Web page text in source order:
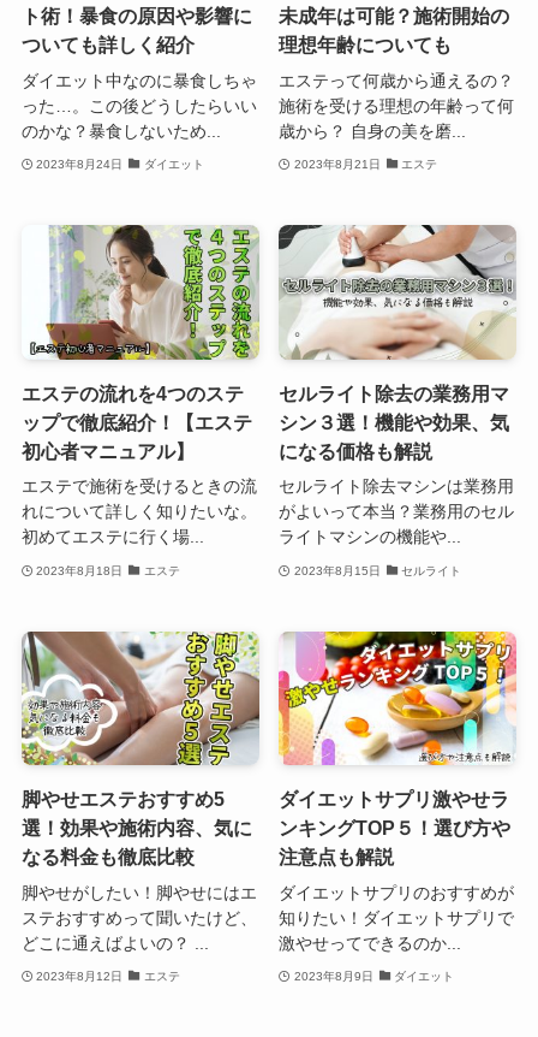
ト術！暴食の原因や影響に
ついても詳しく紹介
ダイエット中なのに暴食しちゃ
った…。この後どうしたらいい
のかな？暴食しないため...
2023年8月24日 ダイエット
未成年は可能？施術開始の
理想年齢についても
エステって何歳から通えるの？
施術を受ける理想の年齢って何
歳から？ 自身の美を磨...
2023年8月21日 エステ
エステの流れを4つのステ
ップで徹底紹介！【エステ
初心者マニュアル】
エステで施術を受けるときの流
れについて詳しく知りたいな。
初めてエステに行く場...
2023年8月18日 エステ
セルライト除去の業務用マ
シン３選！機能や効果、気
になる価格も解説
セルライト除去マシンは業務用
がよいって本当？業務用のセル
ライトマシンの機能や...
2023年8月15日 セルライト
脚やせエステおすすめ5
選！効果や施術内容、気に
なる料金も徹底比較
脚やせがしたい！脚やせにはエ
ステおすすめって聞いたけど、
どこに通えばよいの？ ...
2023年8月12日 エステ
ダイエットサプリ激やせラ
ンキングTOP５！選び方や
注意点も解説
ダイエットサプリのおすすめが
知りたい！ダイエットサプリで
激やせってできるのか...
2023年8月9日 ダイエット